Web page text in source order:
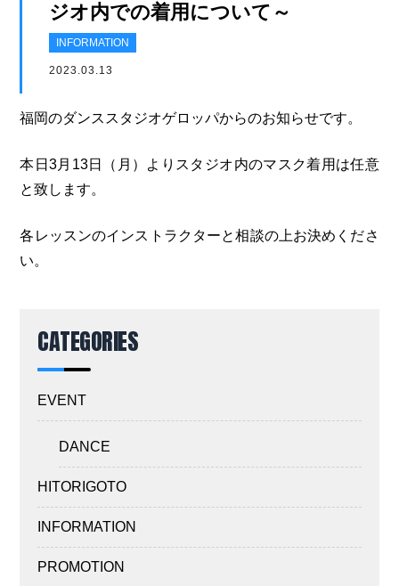
ジオ内での着用について～
INFORMATION
2023.03.13
福岡のダンススタジオゲロッパからのお知らせです。
本日3月13日（月）よりスタジオ内のマスク着用は任意
と致します。
各レッスンのインストラクターと相談の上お決めくださ
い。
CATEGORIES
EVENT
DANCE
HITORIGOTO
INFORMATION
PROMOTION